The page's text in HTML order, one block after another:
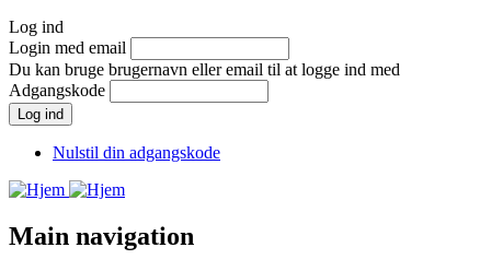
Log ind
Login med email
Du kan bruge brugernavn eller email til at logge ind med
Adgangskode
Nulstil din adgangskode
Main navigation